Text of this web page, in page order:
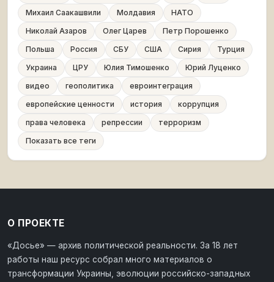
Михаил Саакашвили
Молдавия
НАТО
Николай Азаров
Олег Царев
Петр Порошенко
Польша
Россия СБУ США Сирия
Турция
Украина
ЦРУ Юлия Тимошенко
Юрий Луценко
видео
геополитика
евроинтеграция
европейские ценности
история
коррупция
права человека
репрессии
терроризм
Показать все теги
О ПРОЕКТЕ
«Досье» — архив политической реальности. За 18 лет
работы наш ресурс собрал много материалов о
трансформации Украины, эволюции российско-западных